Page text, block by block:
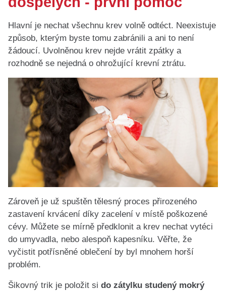
Hlavní je nechat všechnu krev volně odtéct. Neexistuje
způsob, kterým byste tomu zabránili a ani to není
žádoucí. Uvolněnou krev nejde vrátit zpátky a
rozhodně se nejedná o ohrožující krevní ztrátu.
Zároveň je už spuštěn tělesný proces přirozeného
zastavení krvácení díky zacelení v místě poškozené
cévy. Můžete se mírně předklonit a krev nechat vytéci
do umyvadla, nebo alespoň kapesníku. Věřte, že
vyčistit potřísněné oblečení by byl mnohem horší
problém.
Šikovný trik je položit si do zátylku studený mokrý